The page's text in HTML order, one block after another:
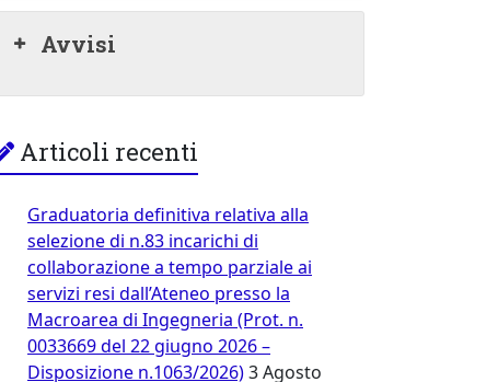
Avvisi
Articoli recenti
Graduatoria definitiva relativa alla
selezione di n.83 incarichi di
collaborazione a tempo parziale ai
servizi resi dall’Ateneo presso la
Macroarea di Ingegneria (Prot. n.
0033669 del 22 giugno 2026 –
Disposizione n.1063/2026)3 Agosto